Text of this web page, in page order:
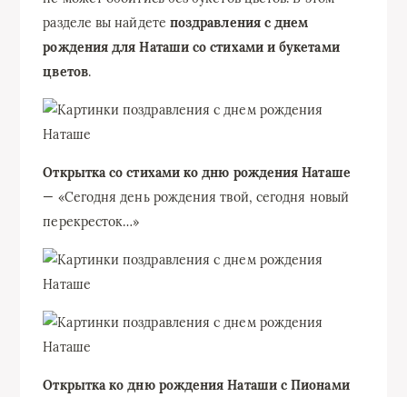
разделе вы найдете поздравления с днем
рождения для Наташи со стихами и букетами
цветов.
Открытка со стихами ко дню рождения Наташе
— «Сегодня день рождения твой, сегодня новый
перекресток…»
Открытка ко дню рождения Наташи с Пионами